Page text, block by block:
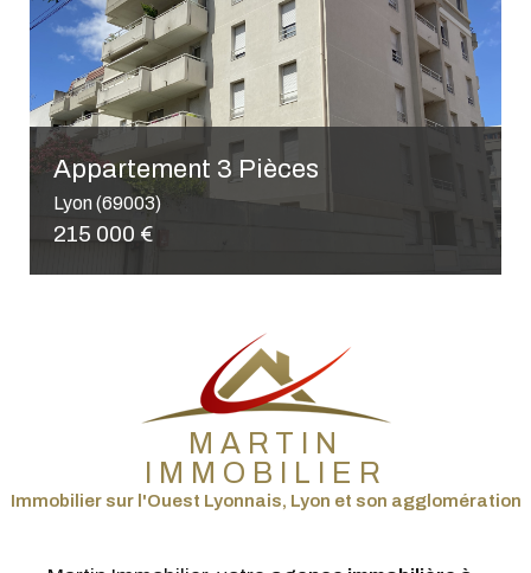
MARTIN
IMMOBILIER
Immobilier sur l'Ouest Lyonnais, Lyon et son agglomération
Martin Immobilier, votreagence immobilière à
Lyon, vous accompagne dans votre projet
locationet de vente sur tout le
territoire de l'ouest lyonnais. Située à Sainte-
Foy-Lès-Lyon, notre agence immobilière de
proximité vous aide à élaborer un projet qui
vous ressemble et qui réponde parfaitement à